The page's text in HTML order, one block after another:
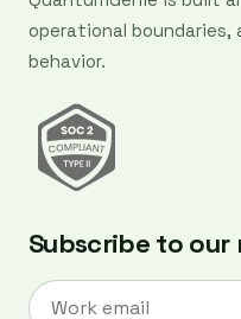
operational
behavior.
Subscribe to our